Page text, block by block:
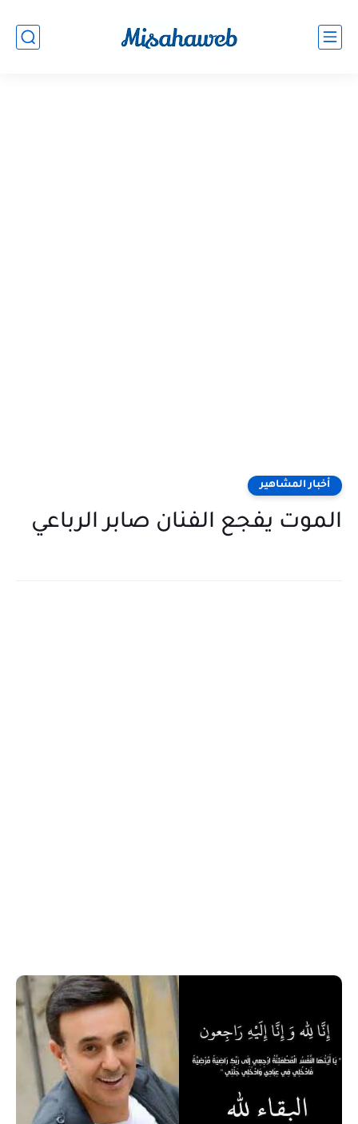
أخبار المشاهير
الموت يفجع الفنان صابر الرباعي